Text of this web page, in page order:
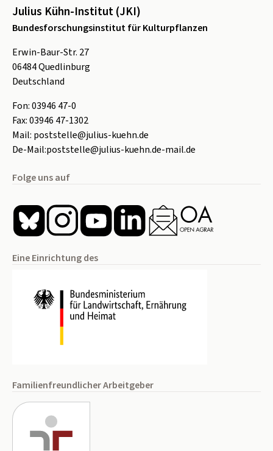
Julius Kühn-Institut (JKI)
Bundesforschungsinstitut für Kulturpflanzen
Erwin-Baur-Str. 27
06484Quedlinburg
Deutschland
Fon:03946 47-0
Fax:03946 47-1302
Mail: poststelle@julius-kuehn.de
De-Mail:poststelle@julius-kuehn.de-mail.de
Folge uns auf
Eine Einrichtung des
Familienfreundlicher Arbeitgeber